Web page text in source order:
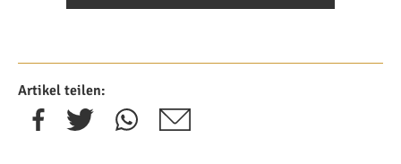
Artikel teilen: